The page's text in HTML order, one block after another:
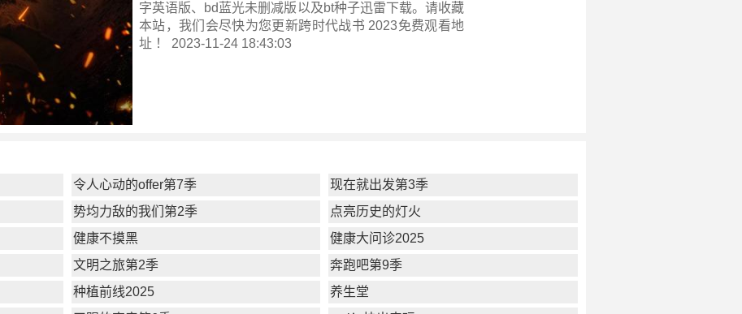
字英语版、bd蓝光未删减版以及bt种子迅雷下载。请收藏
本站，我们会尽快为您更新跨时代战书 2023免费观看地
址 ！ 2023-11-24 18:43:03
令人心动的offer第7季
现在就出发第3季
势均力敌的我们第2季
点亮历史的灯火
健康不摸黑
健康大问诊2025
文明之旅第2季
奔跑吧第9季
种植前线2025
养生堂